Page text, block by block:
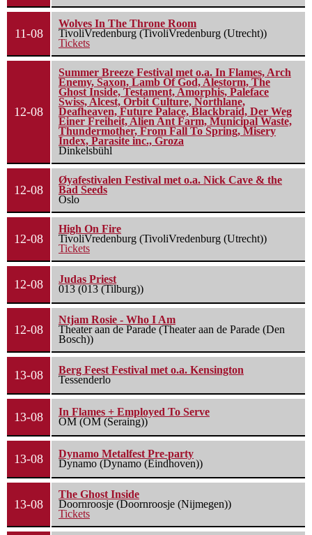
11-08
Wolves In The Throne Room
TivoliVredenburg (TivoliVredenburg (Utrecht))
Tickets
12-08
Summer Breeze Festival met o.a. In Flames, Arch
Enemy, Saxon, Lamb Of God, Alestorm, The
Ghost Inside, Testament, Amorphis, Paleface
Swiss, Alcest, Orbit Culture, Northlane,
Deafheaven, Future Palace, Blackbraid, Der Weg
Einer Freiheit, Alien Ant Farm, Municipal Waste,
Thundermother, From Fall To Spring, Misery
Index, Parasite inc., Groza
Dinkelsbühl
12-08
Øyafestivalen Festival met o.a. Nick Cave & the
Bad Seeds
Oslo
12-08
High On Fire
TivoliVredenburg (TivoliVredenburg (Utrecht))
Tickets
12-08
Judas Priest
013 (013 (Tilburg))
12-08
Ntjam Rosie - Who I Am
Theater aan de Parade (Theater aan de Parade (Den
Bosch))
13-08
Berg Feest Festival met o.a. Kensington
Tessenderlo
13-08
In Flames + Employed To Serve
OM (OM (Seraing))
13-08
Dynamo Metalfest Pre-party
Dynamo (Dynamo (Eindhoven))
13-08
The Ghost Inside
Doornroosje (Doornroosje (Nijmegen))
Tickets